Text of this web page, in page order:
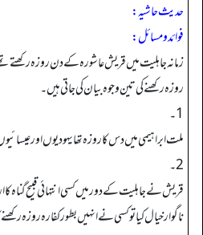
حدیث حاشیہ:
فوائد ومسائل:
زمانہ جاہلیت میں قریش عاشورہ کے دن روزہ رکھتے
روزہ رکھنے کی تین وجوہ بیان کی جاتی ہیں۔
1۔
ملت ابراہیمی میں دس کا روزہ تھا یہودیوں اور
2۔
قریش نے جاہلیت کے دور میں کسی انتہائی قبیح گناہ
ناگوار خیال کیا تو کسی نے انہیں بطور کفارہ روزہ